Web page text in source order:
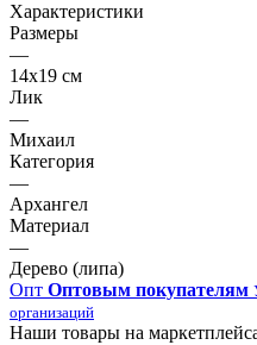
Характеристики
Размеры
—
14х19 см
Лик
—
Михаил
Категория
—
Архангел
Материал
—
Дерево (липа)
Опт Оптовым покупателям
организаций
Наши товары на